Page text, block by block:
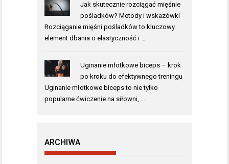
Jak skutecznie rozciągać mięśnie
pośladków? Metody i wskazówki
Rozciąganie mięśni pośladków to kluczowy
element dbania o elastyczność i …
Uginanie młotkowe biceps – krok
po kroku do efektywnego treningu
Uginanie młotkowe biceps to nie tylko
popularne ćwiczenie na siłowni, …
ARCHIWA